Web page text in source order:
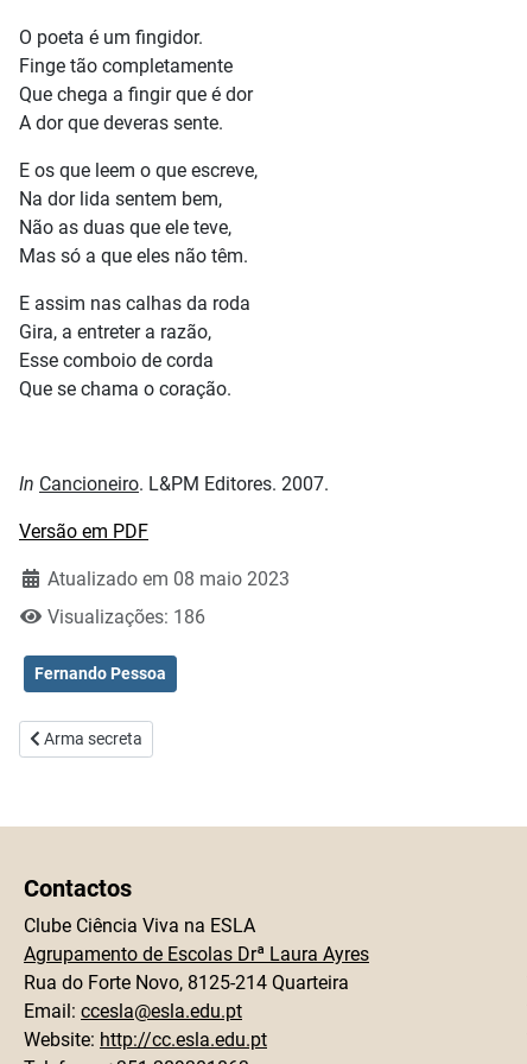
O poeta é um fingidor.
Finge tão completamente
Que chega a fingir que é dor
A dor que deveras sente.
E os que leem o que escreve,
Na dor lida sentem bem,
Não as duas que ele teve,
Mas só a que eles não têm.
E assim nas calhas da roda
Gira, a entreter a razão,
Esse comboio de corda
Que se chama o coração.
In Cancioneiro. L&PM Editores. 2007.
Versão em PDF
Atualizado em 08 maio 2023
Visualizações: 186
Fernando Pessoa
Artigo anterior: Arma secreta
Arma secreta
Contactos
Clube Ciência Viva na ESLA
Agrupamento de Escolas Drª Laura Ayres
Rua do Forte Novo, 8125-214 Quarteira
Email: ccesla@esla.edu.pt
Website: http://cc.esla.edu.pt